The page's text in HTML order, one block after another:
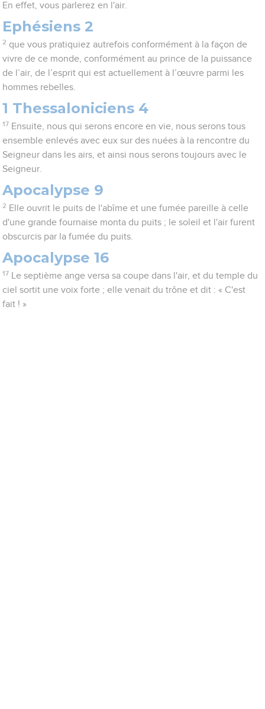
En effet, vous parlerez en l'air.
Ephésiens 2
2 que vous pratiquiez autrefois conformément à la façon de
vivre de ce monde, conformément au prince de la puissance
de l’air, de l’esprit qui est actuellement à l’œuvre parmi les
hommes rebelles.
1 Thessaloniciens 4
17 Ensuite, nous qui serons encore en vie, nous serons tous
ensemble enlevés avec eux sur des nuées à la rencontre du
Seigneur dans les airs, et ainsi nous serons toujours avec le
Seigneur.
Apocalypse 9
2 Elle ouvrit le puits de l'abîme et une fumée pareille à celle
d'une grande fournaise monta du puits ; le soleil et l'air furent
obscurcis par la fumée du puits.
Apocalypse 16
17
Le septième ange versa sa coupe dans l'air, et du temple du
ciel sortit une voix forte ; elle venait du trône et dit : « C'est
fait ! »